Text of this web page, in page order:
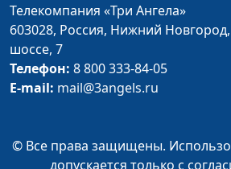
трапезы»
Как родилась идея
организации
«Национальной
трапезы»
Телекомпания «Три Ангела»
603028, Россия, Нижний Новгород,
шоссе, 7
Телефон: 8 800 333-84-05
E-mail: mail@3angels.ru
© Все права защищены.
допускается только с